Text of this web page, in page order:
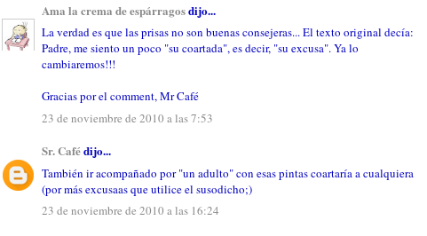
Ama la crema de espárragosdijo...
La verdad es que las prisas no son buenas consejeras... El texto original decía:
Padre, me siento un poco "su coartada", es decir, "su excusa". Ya lo
cambiaremos!!!
Gracias por el comment, Mr Café
23 de noviembre de 2010 a las 7:53
Sr. Cafédijo...
También ir acompañado por "un adulto" con esas pintas coartaría a cualquiera
(por más excusaas que utilice el susodicho;)
23 de noviembre de 2010 a las 16:24